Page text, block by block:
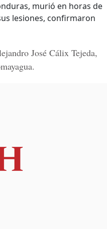
murió en horas de
lesiones, confirmaron
José Cálix Tejeda,